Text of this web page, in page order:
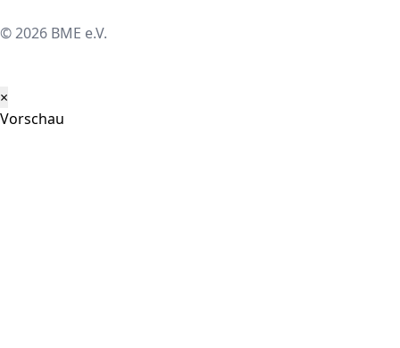
© 2026 BME e.V.
×
Vorschau